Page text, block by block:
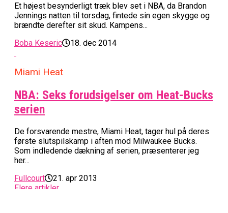
Et højest besynderligt træk blev set i NBA, da Brandon
Jennings natten til torsdag, fintede sin egen skygge og
brændte derefter sit skud. Kampens...
Boba Keseric
18. dec 2014
Miami Heat
NBA: Seks forudsigelser om Heat-Bucks
serien
De forsvarende mestre, Miami Heat, tager hul på deres
første slutspilskamp i aften mod Milwaukee Bucks.
Som indledende dækning af serien, præsenterer jeg
her...
Fullcourt
21. apr 2013
Flere artikler